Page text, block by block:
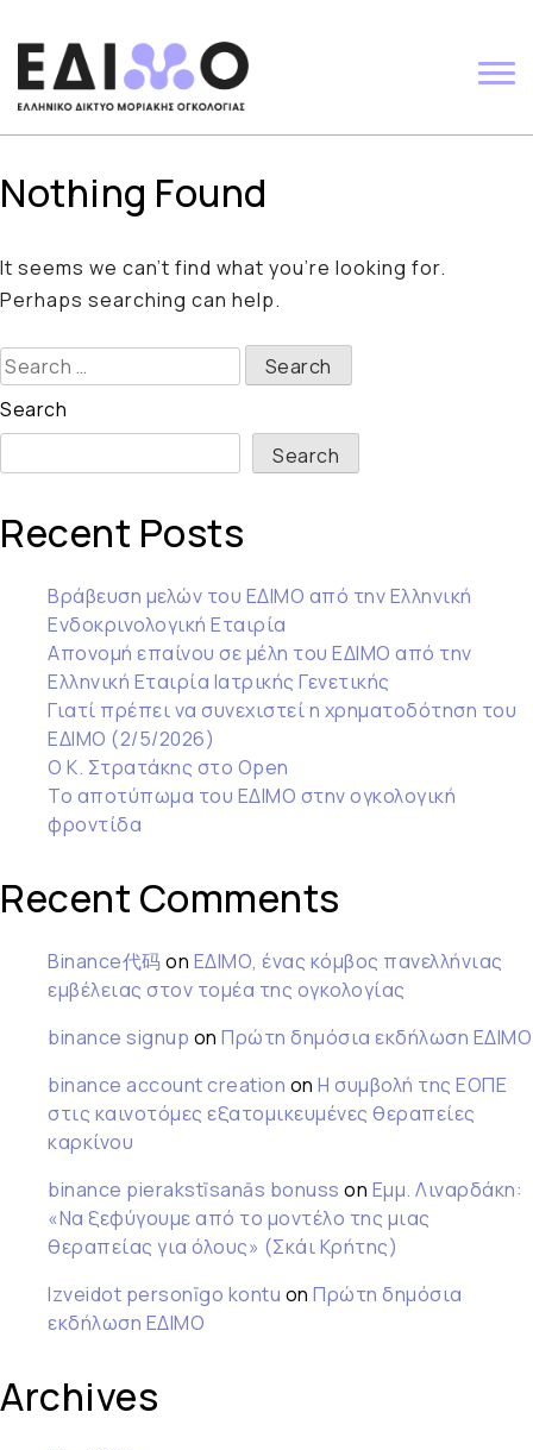
to
content
Nothing Found
It seems we can’t find what you’re looking for.
Perhaps searching can help.
Search
for:
Search
Search
Recent Posts
Βράβευση μελών του ΕΔΙΜΟ από την Ελληνική
Ενδοκρινολογική Εταιρία
Απονομή επαίνου σε μέλη του ΕΔΙΜΟ από την
Ελληνική Εταιρία Ιατρικής Γενετικής
Γιατί πρέπει να συνεχιστεί η χρηματοδότηση του
ΕΔΙΜΟ (2/5/2026)
Ο Κ. Στρατάκης στο Open
Το αποτύπωμα του ΕΔΙΜΟ στην ογκολογική
φροντίδα
Recent Comments
Binance代码on ΕΔΙΜΟ, ένας κόμβος πανελλήνιας
εμβέλειας στον τομέα της ογκολογίας
binance signup on Πρώτη δημόσια εκδήλωση ΕΔΙΜΟ
binance account creation on Η συμβολή της ΕΟΠΕ
στις καινοτόμες εξατομικευμένες θεραπείες
καρκίνου
binance pierakstīsanās bonuss on Εμμ. Λιναρδάκη:
«Να ξεφύγουμε από το μοντέλο της μιας
θεραπείας για όλους» (Σκάι Κρήτης)
Izveidot personīgo kontu on Πρώτη δημόσια
εκδήλωση ΕΔΙΜΟ
Archives